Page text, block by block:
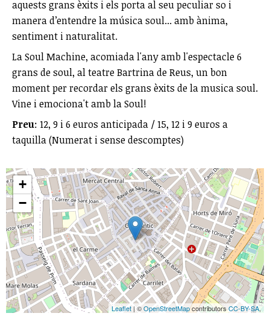
aquests grans èxits i els porta al seu peculiar so i
manera d’entendre la música soul... amb ànima,
sentiment i naturalitat.
La Soul Machine, acomiada l'any amb l'espectacle 6
grans de soul, al teatre Bartrina de Reus, un bon
moment per recordar els grans èxits de la musica soul.
Vine i emociona't amb la Soul!
Preu: 12, 9 i 6 euros anticipada / 15, 12 i 9 euros a
taquilla (Numerat i sense descomptes)
+
−
Leaflet| ©OpenStreetMapcontributorsCC-BY-SA,